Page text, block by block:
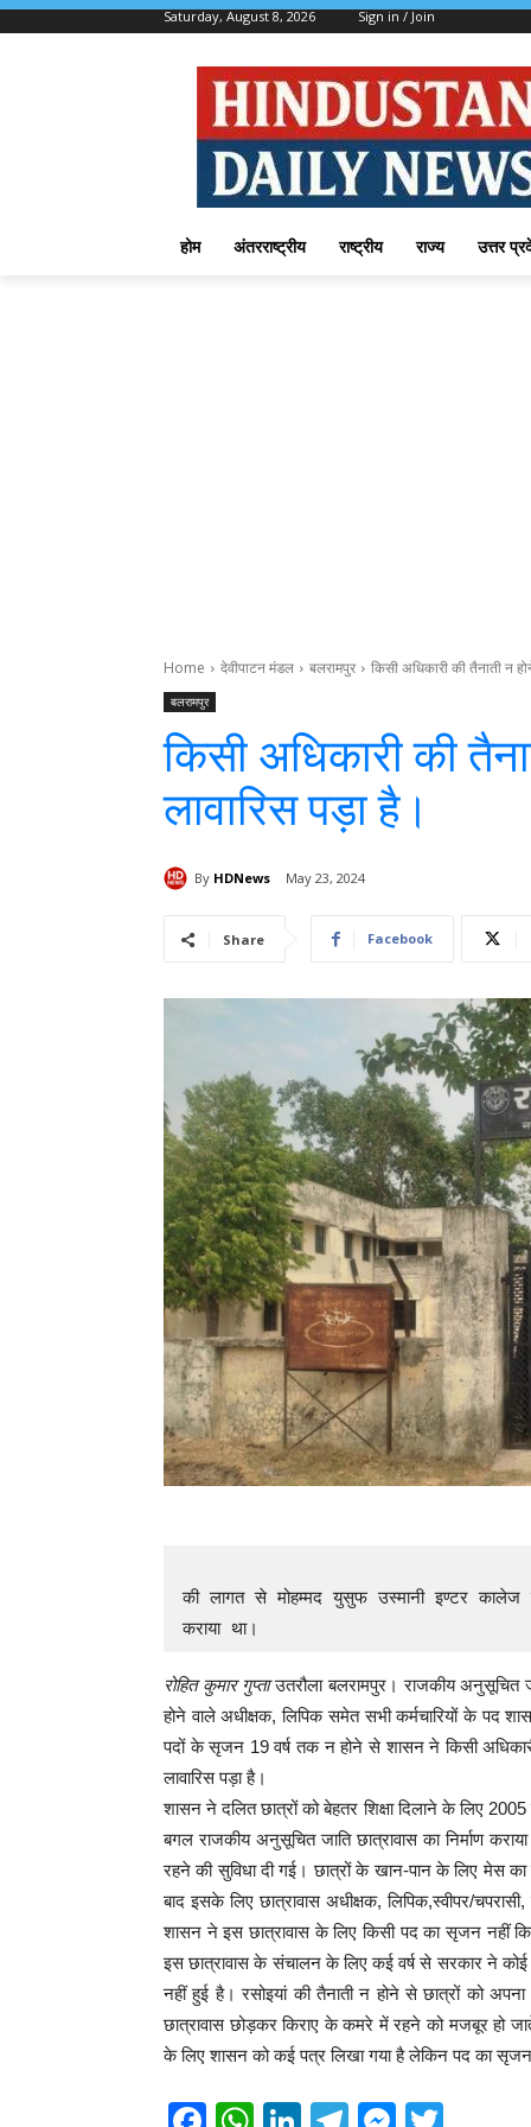
Saturday, August 8, 2026 Sign in / Join
होम अंतरराष्ट्रीय राष्ट्रीय राज्य उत्तर
Home देवीपाटन मंडल बलरामपुर किसी अधिकारी की तैनाती न
बलरामपुर
किसी अधिकारी की
लावारिस पड़ा है।
By HDNews May 23, 2024
Share Facebook
की लागत से मोहम्मद युसुफ उस्मानी इण्टर कालेज
कराया था।
रोहित कुमार गुप्ताउतरौला बलरामपुर। राजकीय अनुसूचित
होने वाले अधीक्षक, लिपिक समेत सभी कर्मचारियों के पद
पदों के सृजन 19 वर्ष तक न होने से शासन ने किसी
लावारिस पड़ा है।
शासन ने दलित छात्रों को बेहतर शिक्षा दिलाने के लिए
बगल राजकीय अनुसूचित जाति छात्रावास का निर्माण
रहने की सुविधा दी ग‌ई। छात्रों के खान-पान के लिए मेस का
बाद इसके लिए छात्रावास अधीक्षक, लिपिक,स्वीपर/
शासन ने इस छात्रावास के लिए किसी पद का सृजन नहीं
इस छात्रावास के संचालन के लिए कई वर्ष से सरकार ने कोई
नहीं हुई है। रसोइयां की तैनाती न होने से छात्रों को
छात्रावास छोड़कर किराए के कमरे में रहने को मजबूर हो
के लिए शासन को कई पत्र लिखा गया है लेकिन पद का